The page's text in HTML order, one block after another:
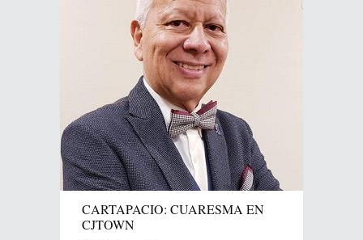
CARTAPACIO: CUARESMA EN
CJTOWN